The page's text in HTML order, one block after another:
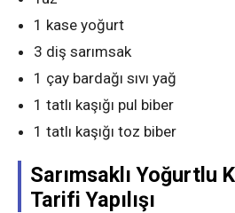
1 kase yoğurt
3 diş sarımsak
1 çay bardağı sıvı yağ
1 tatlı kaşığı pul biber
1 tatlı kaşığı toz biber
Sarımsaklı Yoğurtlu
Tarifi Yapılışı